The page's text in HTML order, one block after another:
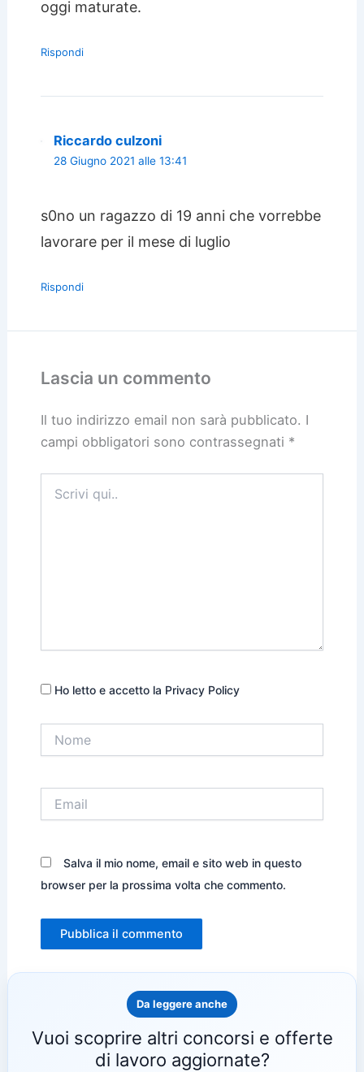
oggi maturate.
Rispondi
Riccardo culzoni
28 Giugno 2021 alle 13:41
s0no un ragazzo di 19 anni che vorrebbe
lavorare per il mese di luglio
Rispondi
Lascia un commento
Il tuo indirizzo email non sarà pubblicato. I
campi obbligatori sono contrassegnati *
qui..
Ho letto e accetto la Privacy Policy
Salva il mio nome, email e sito web in questo
browser per la prossima volta che commento.
Da leggere anche
Vuoi scoprire altri concorsi e offerte
di lavoro aggiornate?